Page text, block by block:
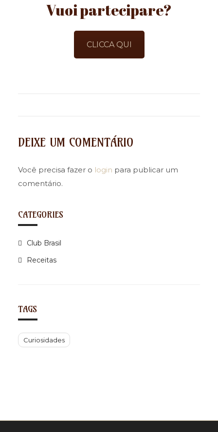
Vuoi partecipare?
CLICCA QUI
DEIXE UM COMENTÁRIO
Você precisa fazer o login para publicar um
comentário.
CATEGORIES
Club Brasil
Receitas
TAGS
Curiosidades